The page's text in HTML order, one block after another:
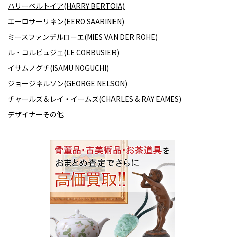
ハリーベルトイア(HARRY BERTOIA)
エーロサーリネン(EERO SAARINEN)
ミースファンデルローエ(MIES VAN DER ROHE)
ル・コルビュジェ(LE CORBUSIER)
イサムノグチ(ISAMU NOGUCHI)
ジョージネルソン(GEORGE NELSON)
チャールズ＆レイ・イームズ(CHARLES & RAY EAMES)
デザイナーその他